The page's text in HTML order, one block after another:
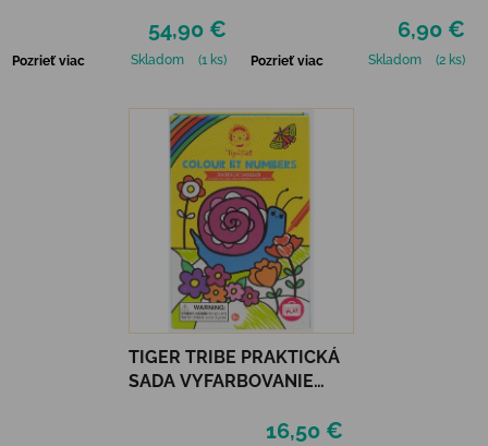
RESIN CASTING CONCH
54,90 €
Pozrieť viac Skladom (1 ks)
6,90 €
Pozrieť viac Skladom (2 ks)
TIGER TRIBE PRAKTICKÁ
SADA VYFARBOVANIE
16,50 €